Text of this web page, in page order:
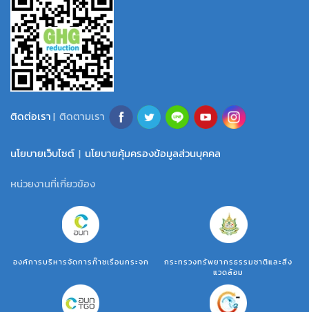
ติดต่อเรา| ติดตามเรา
นโยบายเว็บไซต์ | นโยบายคุ้มครองข้อมูลส่วนบุคคล
หน่วยงานที่เกี่ยวข้อง
องค์การบริหารจัดการก๊าซเรือนกระจก
กระทรวงทรัพยากรธรรมชาติและสิ่ง
แวดล้อม